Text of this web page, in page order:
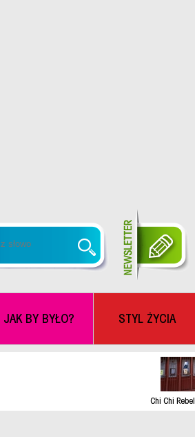
JAK BY BYŁO? STYL ŻYCIA
Chi Chi Rebel